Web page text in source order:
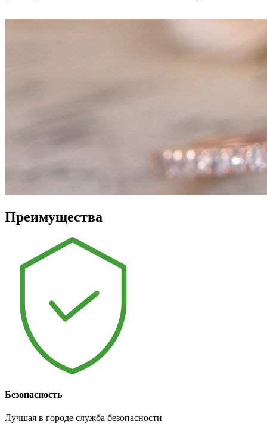
Преимущества
Безопасность
Лучшая в городе служба безопасности